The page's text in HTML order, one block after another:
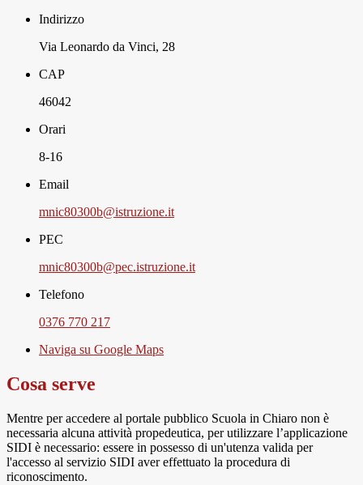
Indirizzo
Via Leonardo da Vinci, 28
CAP
46042
Orari
8-16
Email
mnic80300b@istruzione.it
PEC
mnic80300b@pec.istruzione.it
Telefono
0376 770 217
Naviga su Google Maps
Cosa serve
Mentre per accedere al portale pubblico Scuola in Chiaro non è
necessaria alcuna attività propedeutica, per utilizzare l’applicazione
SIDI è necessario: essere in possesso di un'utenza valida per
l'accesso al servizio SIDI aver effettuato la procedura di
riconoscimento.